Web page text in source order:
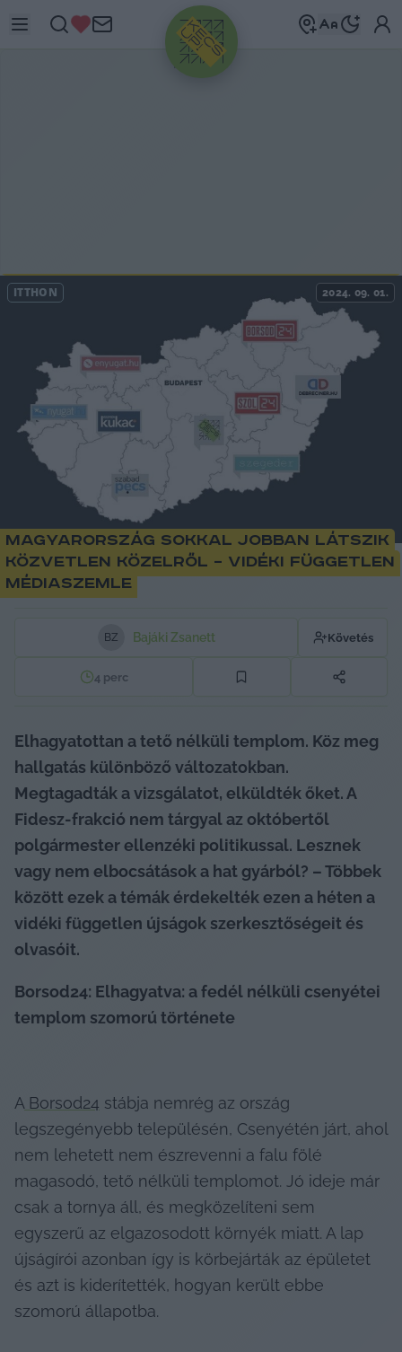
HIRDETÉS
ITTHON 2024. 09. 01.
Magyarország sokkal jobban látszik
közvetlen közelről – vidéki független
médiaszemle
BZ Bajáki Zsanett Követés
4 perc
Elhagyatottan a tető nélküli templom. Köz meg
hallgatás különböző változatokban.
Megtagadták a vizsgálatot, elküldték őket. A
Fidesz-frakció nem tárgyal az októbertől
polgármester ellenzéki politikussal. Lesznek
vagy nem elbocsátások a hat gyárból? – Többek
között ezek a témák érdekelték ezen a héten a
vidéki független újságok szerkesztőségeit és
olvasóit.
Borsod24: Elhagyatva: a fedél nélküli csenyétei
templom szomorú története
A Borsod24 stábja nemrég az ország
legszegényebb településén, Csenyétén járt, ahol
nem lehetett nem észrevenni a falu fölé
magasodó, tető nélküli templomot. Jó ideje már
csak a tornya áll, és megközelíteni sem
egyszerű az elgazosodott környék miatt. A lap
újságírói azonban így is körbejárták az épületet
és azt is kiderítették, hogyan került ebbe
szomorú állapotba.